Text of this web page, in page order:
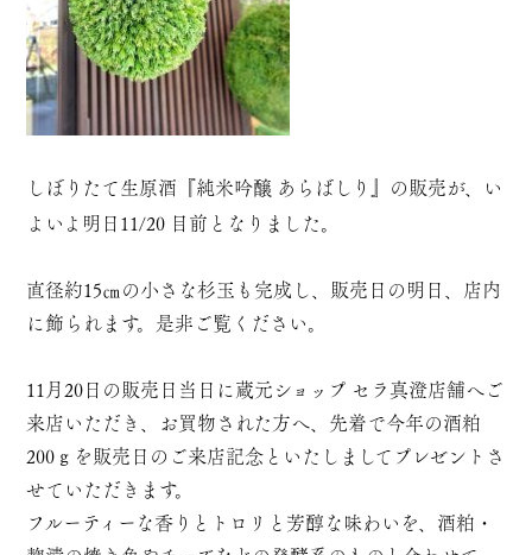
しぼりたて生原酒『 純米吟醸 あらばしり
』の販売が、い
よいよ明日11/20 目前となりました。
直径約15㎝の小さな杉玉も完成し、販売日の明日、店内
に飾られます。是非ご覧ください。
11月20日の販売日当日に蔵元ショップ セラ真澄店舗へご
来店いただき、お買物された方へ、先着で今年の酒粕
200ｇを販売日のご来店記念といたしましてプレゼントさ
せていただきます。
フルーティーな香りとトロリと芳醇な味わいを、酒粕・